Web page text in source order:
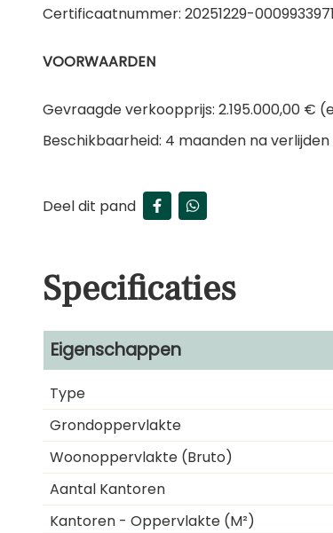
Certificaatnummer: 20251229-
VOORWAARDEN
Gevraagde verkoopprijs: 2.195.000,00 €
Beschikbaarheid: 4 maanden na
Deel dit pand
Specificaties
Eigenschappen
Type
Grondoppervlakte
Woonoppervlakte (bruto)
Aantal Kantoren
Kantoren - Oppervlakte (m²)